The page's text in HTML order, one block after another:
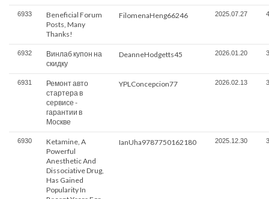
6933
Beneficial Forum
Posts, Many
Thanks!
FilomenaHeng66246 2025.07.27
6932
Винлаб купон на
скидку
DeanneHodgetts45 2026.01.20
6931
Ремонт авто
стартера в
сервисе -
гарантии в
Москве
YPLConcepcion77 2026.02.13
6930
Ketamine, A
Powerful
Anesthetic And
Dissociative Drug,
Has Gained
Popularity In
IanUha9787750162180 2025.12.30